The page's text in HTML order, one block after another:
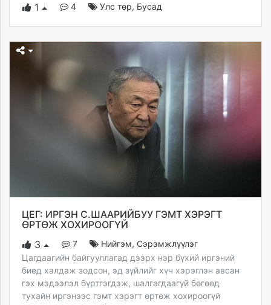
shuurhai.mn
mglradio.com
tac.mn
unread.today
1
4 Улс төр, Бусад
ЦЕГ: ИРГЭН С.ШААРИЙБУУ ГЭМТ ХЭРЭГТ
ӨРТӨЖ ХОХИРООГҮЙ
3
7 Нийгэм, Сэрэмжлүүлэг
Цагдаагийн байгууллагад дээрх нэр бүхий иргэний
биед халдаж зодсон, эд зүйлийг хүч хэрэглэн авсан
гэх мэдээлэл бүртгэгдэж, шалгагдаагүй бөгөөд
тухайн иргэнээс гэмт хэрэгт өртөж хохироогүй